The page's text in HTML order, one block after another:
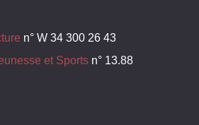
n° W 34 300 26 43
et Sports n° 13.88